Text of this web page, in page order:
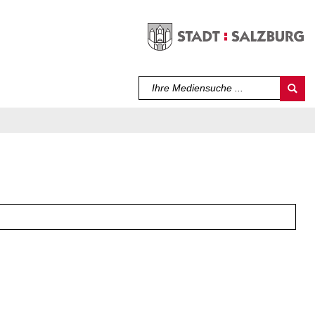
Sprache auswählen